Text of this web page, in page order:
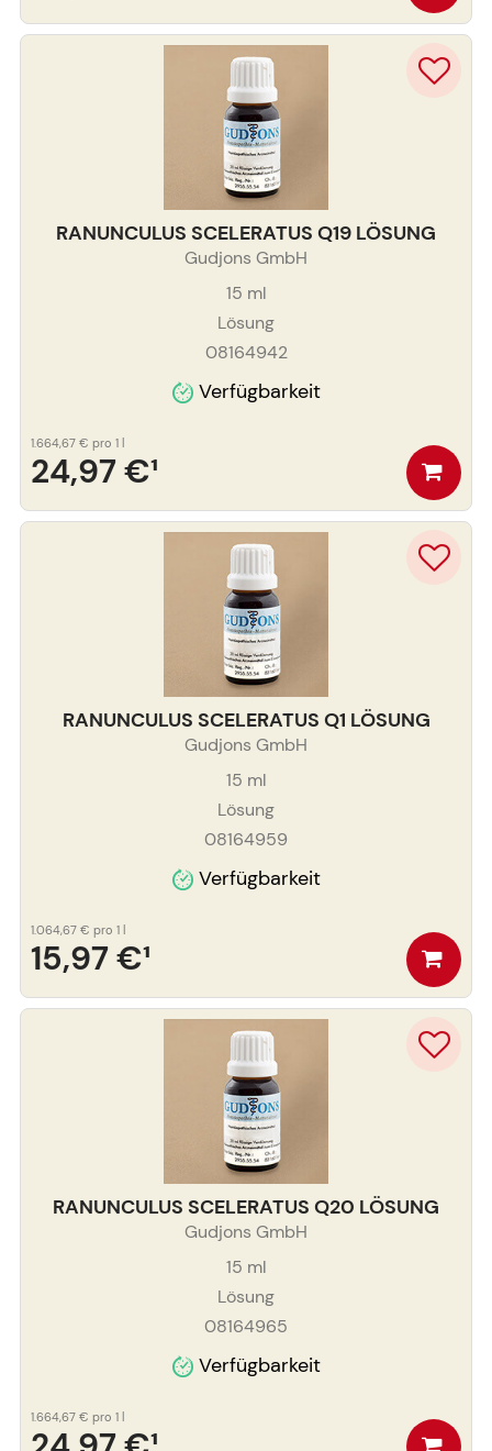
RANUNCULUS SCELERATUS Q19 LÖSUNG
Gudjons GmbH
15 ml
Lösung
08164942
Verfügbarkeit
24,97 €¹
1.664,67 € pro 1 l
RANUNCULUS SCELERATUS Q1 LÖSUNG
Gudjons GmbH
15 ml
Lösung
08164959
Verfügbarkeit
15,97 €¹
1.064,67 € pro 1 l
RANUNCULUS SCELERATUS Q20 LÖSUNG
Gudjons GmbH
15 ml
Lösung
08164965
Verfügbarkeit
1.664,67 € pro 1 l